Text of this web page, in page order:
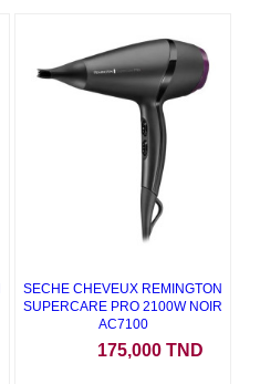
SECHE CHEVEUX REMINGTON
SUPERCARE PRO 2100W NOIR
AC7100
175,000 TND